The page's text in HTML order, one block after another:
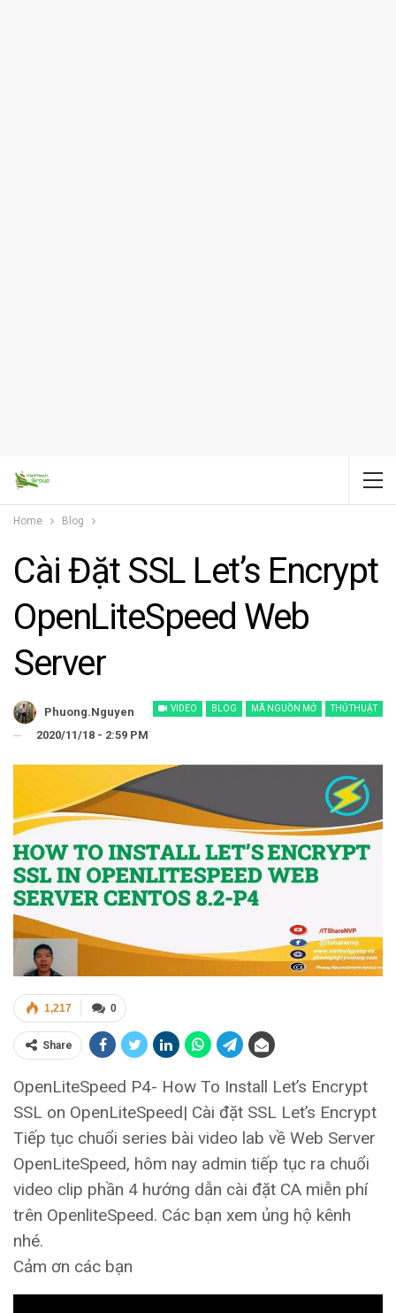
Home Blog
Cài Đặt SSL Let’s Encrypt
OpenLiteSpeed Web
Server
VIDEO BLOG MÃ NGUỒN MỞ THỦ THUẬT
Phuong.nguyen
2020/11/18 - 2:59 PM
0
1,217
Share
OpenLiteSpeed P4- How To Install Let’s Encrypt
SSL on OpenLiteSpeed| Cài đặt SSL Let’s Encrypt
Tiếp tục chuổi series bài video lab về Web Server
OpenLiteSpeed, hôm nay admin tiếp tục ra chuổi
video clip phần 4 hướng dẫn cài đặt CA miễn phí
trên OpenliteSpeed. Các bạn xem ủng hộ kênh
nhé.
Cảm ơn các bạn